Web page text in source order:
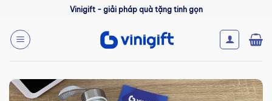
nội
dung
Vinigift - giải pháp quà tặng tinh gọn